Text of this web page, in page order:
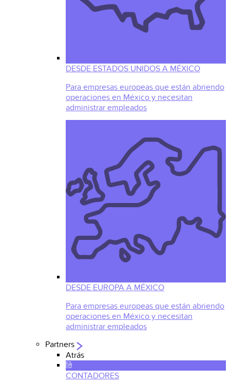
DESDE ESTADOS UNIDOS A MÉXICO
Para empresas europeas que están abriendo
operaciones en México y necesitan
administrar empleados
DESDE EUROPA A MÉXICO
Para empresas europeas que están abriendo
operaciones en México y necesitan
administrar empleados
Partners
Atrás
CONTADORES